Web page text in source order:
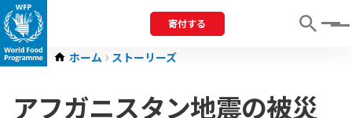
寄付する Menu
ホーム ストーリーズ
アフガニスタン地震の被災